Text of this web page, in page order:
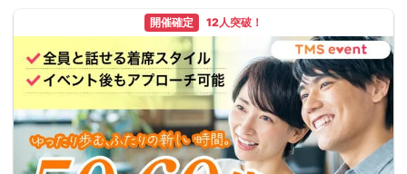
開催確定 12人突破！